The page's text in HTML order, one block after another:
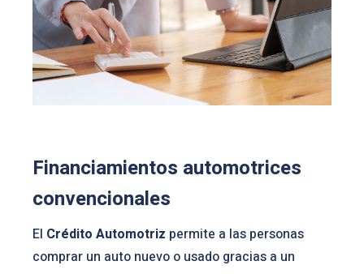
Financiamientos automotrices
convencionales
El Crédito Automotriz permite a las personas
comprar un auto nuevo o usado gracias a un